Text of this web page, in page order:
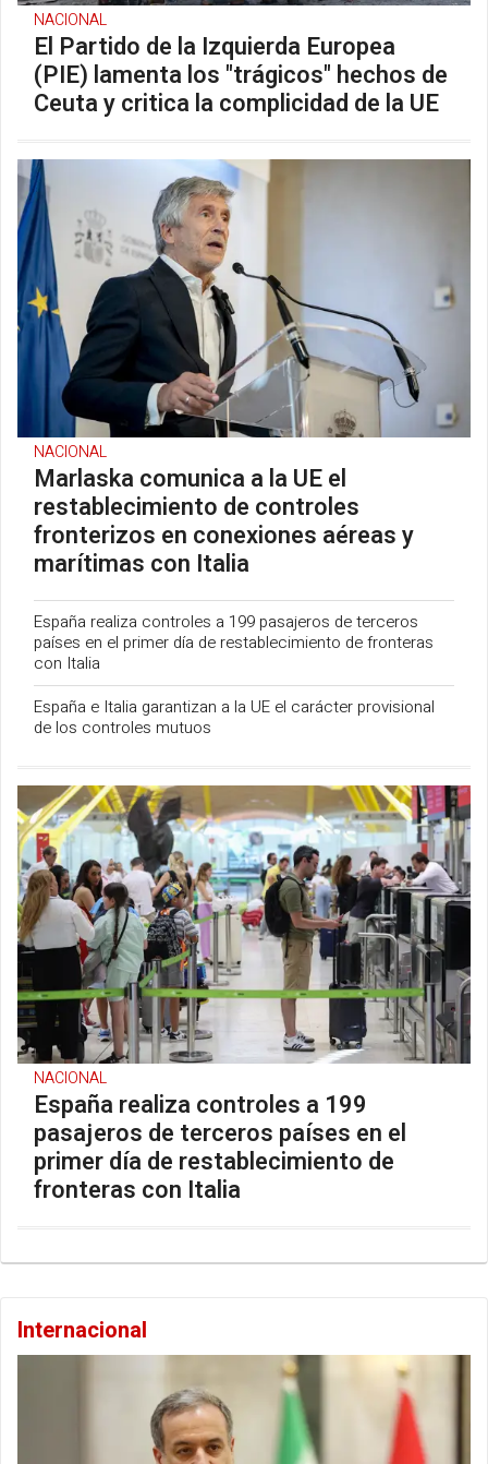
NACIONAL
El Partido de la Izquierda Europea
(PIE) lamenta los "trágicos" hechos de
Ceuta y critica la complicidad de la UE
NACIONAL
Marlaska comunica a la UE el
restablecimiento de controles
fronterizos en conexiones aéreas y
marítimas con Italia
España realiza controles a 199 pasajeros de terceros
países en el primer día de restablecimiento de fronteras
con Italia
España e Italia garantizan a la UE el carácter provisional
de los controles mutuos
NACIONAL
España realiza controles a 199
pasajeros de terceros países en el
primer día de restablecimiento de
fronteras con Italia
Internacional